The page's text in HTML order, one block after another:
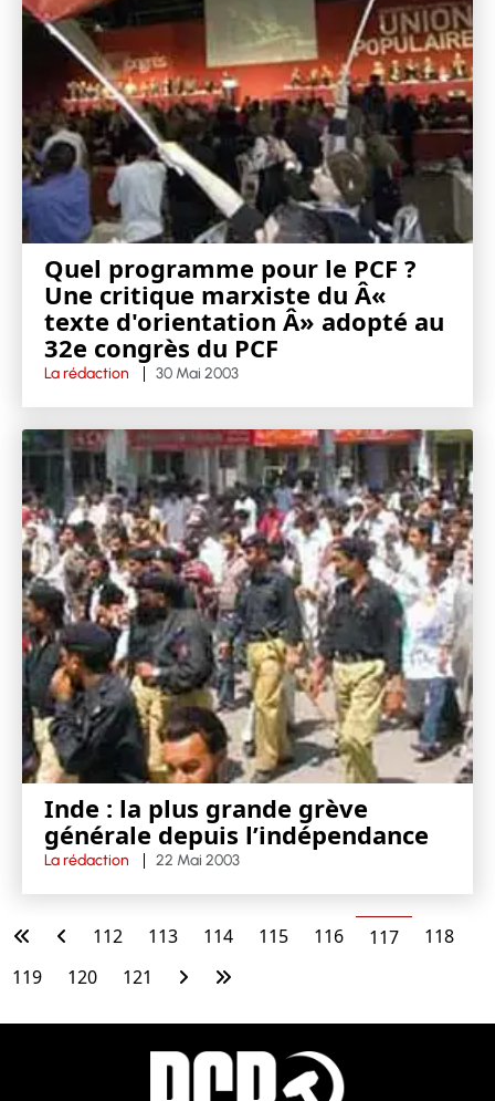
Quel programme pour le PCF ?
Une critique marxiste du Â«
texte d'orientation Â» adopté au
32e congrès du PCF
La rédaction 30 Mai 2003
Inde : la plus grande grève
générale depuis l’indépendance
La rédaction 22 Mai 2003
112 113 114 115 116 117
118
119
120 121